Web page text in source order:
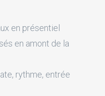
en présentiel
en amont de la
rythme, entrée